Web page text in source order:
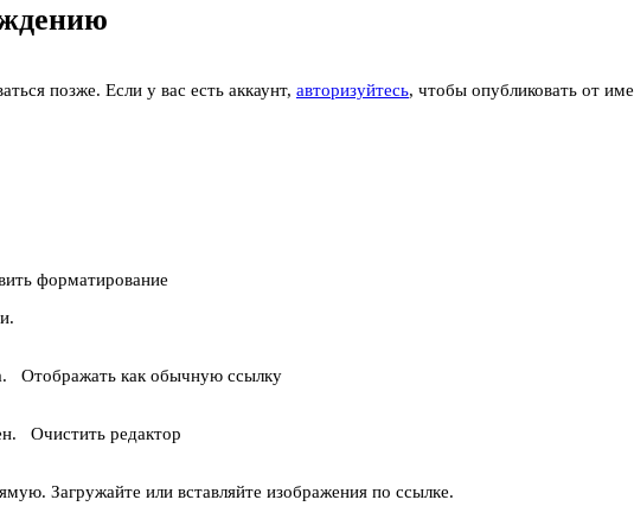
позже. Если у вас есть аккаунт, авторизуйтесь, чтобы опубликовать от
форматирование
Отображать как обычную ссылку
Очистить редактор
Загружайте или вставляйте изображения по ссылке.